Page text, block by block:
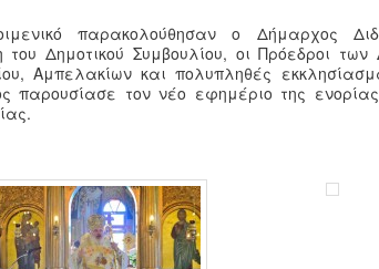
παρακολούθησαν ο Δήμαρχος
Δημοτικού Συμβουλίου, οι Πρόεδροι των
Αμπελακίων και πολυπληθές
παρουσίασε τον νέο εφημέριο της